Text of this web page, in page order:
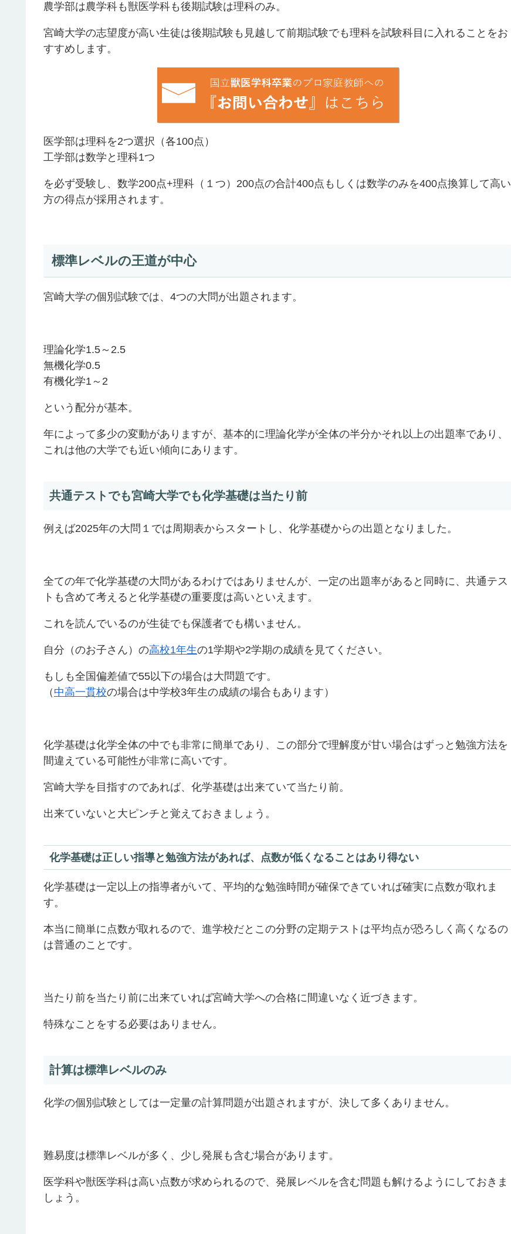
農学部は農学科も獣医学科も後期試験は理科のみ。
宮崎大学の志望度が高い生徒は後期試験も見越して前期試験でも理科を試験科目に入れることをお
すすめします。
医学部は理科を2つ選択（各100点）
工学部は数学と理科1つ
を必ず受験し、数学200点+理科（１つ）200点の合計400点もしくは数学のみを400点換算して高い
方の得点が採用されます。
標準レベルの王道が中心
宮崎大学の個別試験では、4つの大問が出題されます。
理論化学1.5～2.5
無機化学0.5
有機化学1～2
という配分が基本。
年によって多少の変動がありますが、基本的に理論化学が全体の半分かそれ以上の出題率であり、
これは他の大学でも近い傾向にあります。
共通テストでも宮崎大学でも化学基礎は当たり前
例えば2025年の大問１では周期表からスタートし、化学基礎からの出題となりました。
全ての年で化学基礎の大問があるわけではありませんが、一定の出題率があると同時に、共通テス
トも含めて考えると化学基礎の重要度は高いといえます。
これを読んでいるのが生徒でも保護者でも構いません。
自分（のお子さん）の高校1年生の1学期や2学期の成績を見てください。
もしも全国偏差値で55以下の場合は大問題です。
（ 中高一貫校の場合は中学校3年生の成績の場合もあります）
化学基礎は化学全体の中でも非常に簡単であり、この部分で理解度が甘い場合はずっと勉強方法を
間違えている可能性が非常に高いです。
宮崎大学を目指すのであれば、化学基礎は出来ていて当たり前。
出来ていないと大ピンチと覚えておきましょう。
化学基礎は正しい指導と勉強方法があれば、点数が低くなることはあり得ない
化学基礎は一定以上の指導者がいて、平均的な勉強時間が確保できていれば確実に点数が取れま
す。
本当に簡単に点数が取れるので、進学校だとこの分野の定期テストは平均点が恐ろしく高くなるの
は普通のことです。
当たり前を当たり前に出来ていれば宮崎大学への合格に間違いなく近づきます。
特殊なことをする必要はありません。
計算は標準レベルのみ
化学の個別試験としては一定量の計算問題が出題されますが、決して多くありません。
難易度は標準レベルが多く、少し発展も含む場合があります。
医学科や獣医学科は高い点数が求められるので、発展レベルを含む問題も解けるようにしておきま
しょう。